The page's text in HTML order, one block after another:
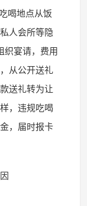
喝地点从饭
人会所等隐
织宴请，费用
从公开送礼
送礼转为让
，违规吃喝
，届时报卡